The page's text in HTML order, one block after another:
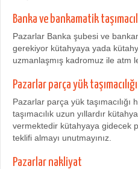
Banka ve bankamatik
Pazarlar Banka şubesi ve
gerekiyor kütahyaya yada
uzmanlaşmış kadromuz ile atm
Pazarlar parça yük taşımacılığı
Pazarlar parça yük
taşımacılık uzun yıllardır
vermektedir kütahyaya gidecek
teklifi almayı unutmayınız.
Pazarlar nakliyat